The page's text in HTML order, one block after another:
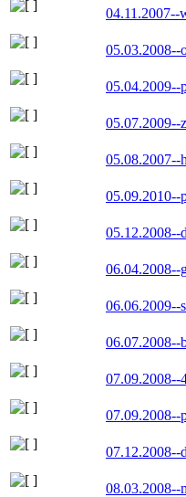
04.11.2007--
05.03.2008--
05.04.2009--
05.07.2009--
05.08.2007--
05.09.2010--
05.12.2008--
06.04.2008--
06.06.2009--
06.07.2008--
07.09.2008--
07.09.2008--
07.12.2008--
08.03.2008--